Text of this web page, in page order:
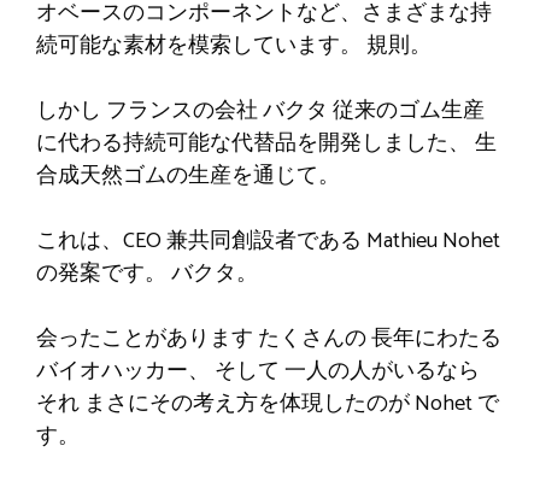
オベースのコンポーネントなど、さまざまな持
続可能な素材を模索しています。 規則。
しかし フランスの会社バクタ 従来のゴム生産
に代わる持続可能な代替品を開発しました、 生
合成天然ゴムの生産を通じて。
これは、CEO 兼共同創設者である Mathieu Nohet
の発案です。 バクタ。
会ったことがあります たくさんの長年にわたる
バイオハッカー、 そして 一人の人がいるなら
それ まさにその考え方を体現したのが Nohet で
す。